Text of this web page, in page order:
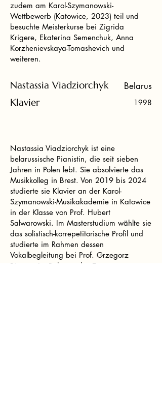
zudem am Karol-Szymanowski-
Wettbewerb (Katowice, 2023) teil und
besuchte Meisterkurse bei Zigrida
Krigere, Ekaterina Semenchuk, Anna
Korzhenievskaya-Tomashevich und
weiteren.
Nastassia Viadziorchyk Belarus
Klavier 1998
Nastassia Viadziorchyk ist eine
belarussische Pianistin, die seit sieben
Jahren in Polen lebt. Sie absolvierte das
Musikkolleg in Brest. Von 2019 bis 2024
studierte sie Klavier an der Karol-
Szymanowski-Musikakademie in Katowice
in der Klasse von Prof. Hubert
Salwarowski. Im Masterstudium wählte sie
das solistisch-korrepetitorische Profil und
studierte im Rahmen dessen
Vokalbegleitung bei Prof. Grzegorz
Biegas. Im Rahmen des Erasmus+-